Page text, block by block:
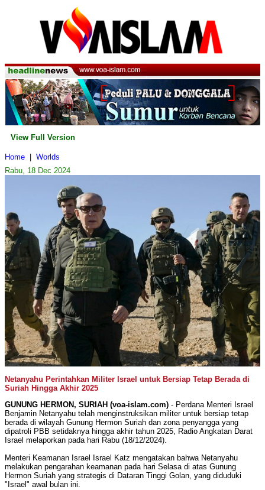
View Full Version
Home
Worlds
Rabu, 18 Dec 2024
Netanyahu Perintahkan Militer Israel untuk Bersiap Tetap Berada di
Suriah Hingga Akhir 2025
GUNUNG HERMON, SURIAH (voa-islam.com) - Perdana Menteri Israel
Benjamin Netanyahu telah menginstruksikan militer untuk bersiap tetap
berada di wilayah Gunung Hermon Suriah dan zona penyangga yang
dipatroli PBB setidaknya hingga akhir tahun 2025, Radio Angkatan Darat
Israel melaporkan pada hari Rabu (18/12/2024).
Menteri Keamanan Israel Israel Katz mengatakan bahwa Netanyahu
melakukan pengarahan keamanan pada hari Selasa di atas Gunung
Hermon Suriah yang strategis di Dataran Tinggi Golan, yang diduduki
"Israel" awal bulan ini.